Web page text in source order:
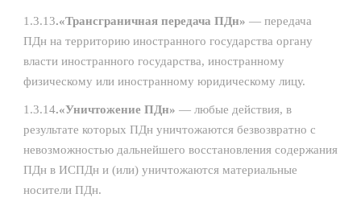
1.3.13.«Трансграничная передача ПДн» — передача
ПДн на территорию иностранного государства органу
власти иностранного государства, иностранному
физическому или иностранному юридическому лицу.
1.3.14.«Уничтожение ПДн» — любые действия, в
результате которых ПДн уничтожаются безвозвратно с
невозможностью дальнейшего восстановления содержания
ПДн в ИСПДн и (или) уничтожаются материальные
носители ПДн.